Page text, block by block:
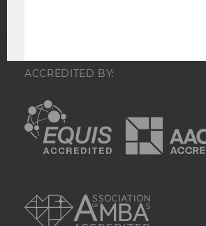
ACCREDITED BY:
EQUIS
_hjFirstSeen